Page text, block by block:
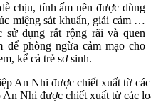
chịu, tính ấm nên được dùng
miệng sát khuẩn, giải cảm …
dụng rất rộng rãi và quen
phòng ngừa cảm mạo cho
kể cả trẻ sơ sinh.
Nhi được chiết xuất từ các